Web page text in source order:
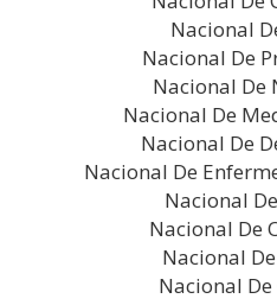
Nacional
Nacional De
Nacional De
Nacional De
Nacional De
Nacional De
Nacional
Nacional De
Nacional
Nacional